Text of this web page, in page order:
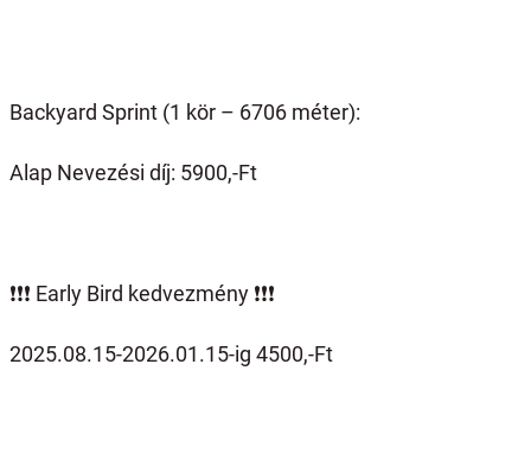
Backyard Sprint (1 kör – 6706 méter):
Alap Nevezési díj: 5900,-Ft
❗️❗️❗️ Early Bird kedvezmény ❗️❗️❗️
2025.08.15-2026.01.15-ig 4500,-Ft